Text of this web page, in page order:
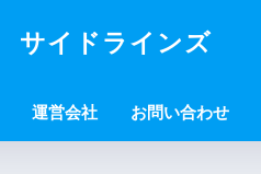
サイドラインズ
運営会社 お問い合わせ